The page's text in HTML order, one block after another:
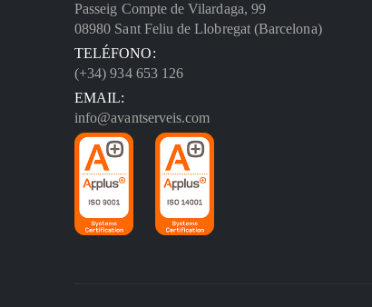
Passeig Compte de Vilardaga, 99
08980 Sant Feliu de Llobregat (Barcelona)
TELÉFONO:
(+34) 934 653 126
EMAIL:
info@avantserveis.com